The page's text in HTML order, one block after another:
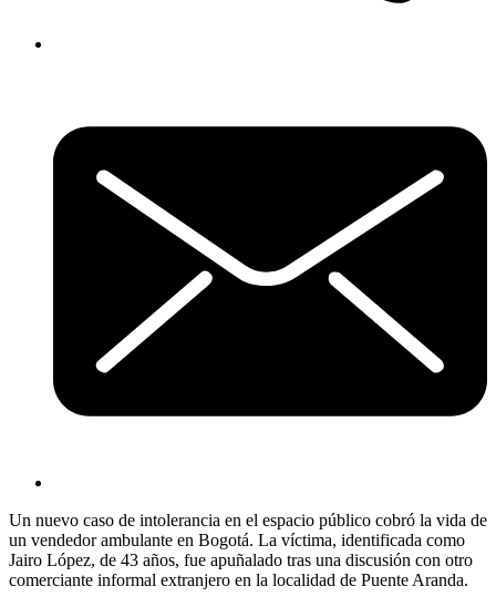
Un nuevo caso de intolerancia en el espacio público cobró la vida de
un vendedor ambulante en Bogotá. La víctima, identificada como
Jairo López, de 43 años, fue apuñalado tras una discusión con otro
comerciante informal extranjero en la localidad de Puente Aranda.